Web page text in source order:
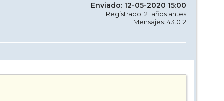
Enviado: 12-05-2020 15:00
Registrado: 21 años antes
Mensajes: 43.012